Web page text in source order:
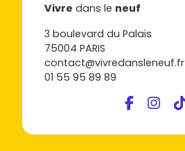
Vivre dans le neuf
3 boulevard du Palais
75004 PARIS
contact@vivredansleneuf.fr
01 55 95 89 89